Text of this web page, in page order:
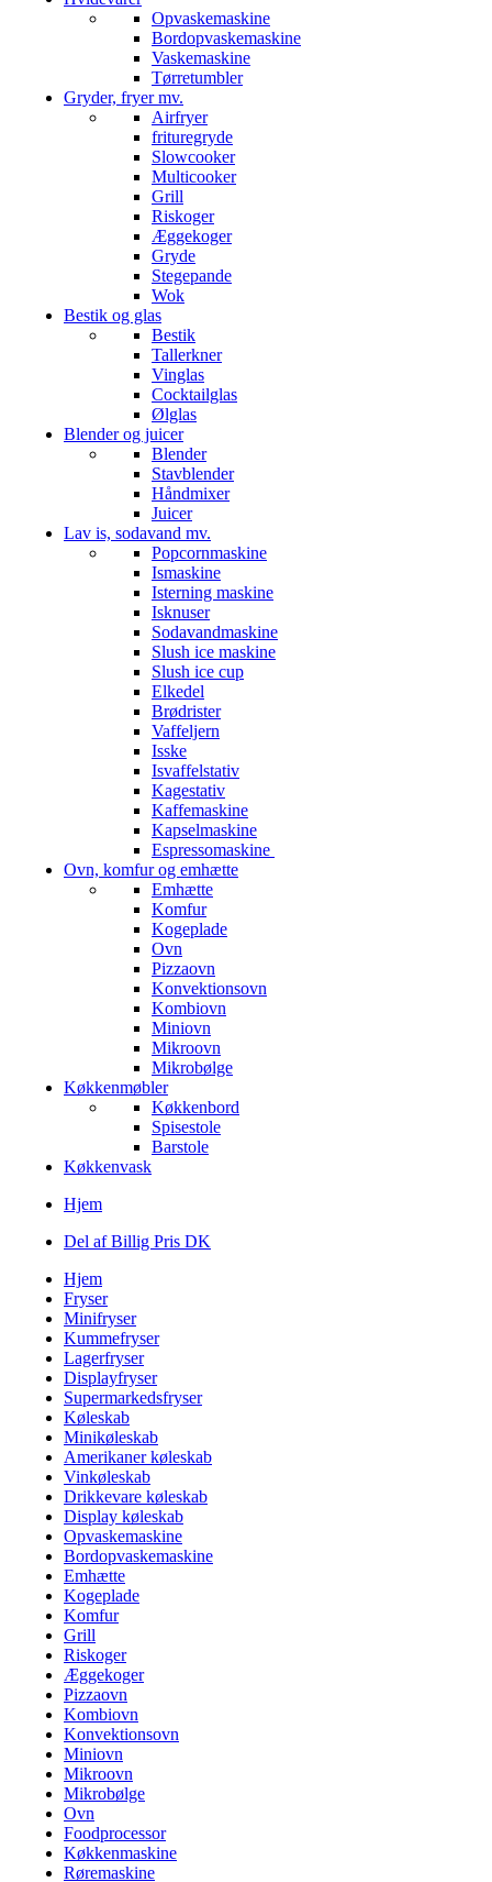
Opvaskemaskine
Bordopvaskemaskine
Vaskemaskine
Tørretumbler
Gryder, fryer mv.
Airfryer
frituregryde
Slowcooker
Multicooker
Grill
Riskoger
Æggekoger
Gryde
Stegepande
Wok
Bestik og glas
Bestik
Tallerkner
Vinglas
Cocktailglas
Ølglas
Blender og juicer
Blender
Stavblender
Håndmixer
Juicer
Lav is, sodavand mv.
Popcornmaskine
Ismaskine
Isterning maskine
Isknuser
Sodavandmaskine
Slush ice maskine
Slush ice cup
Elkedel
Brødrister
Vaffeljern
Isske
Isvaffelstativ
Kagestativ
Kaffemaskine
Kapselmaskine
Espressomaskine
Ovn, komfur og emhætte
Emhætte
Komfur
Kogeplade
Ovn
Pizzaovn
Konvektionsovn
Kombiovn
Miniovn
Mikroovn
Mikrobølge
Køkkenmøbler
Køkkenbord
Spisestole
Barstole
Køkkenvask
Hjem
Del af Billig Pris DK
Hjem
Fryser
Minifryser
Kummefryser
Lagerfryser
Displayfryser
Supermarkedsfryser
Køleskab
Minikøleskab
Amerikaner køleskab
Vinkøleskab
Drikkevare køleskab
Display køleskab
Opvaskemaskine
Bordopvaskemaskine
Emhætte
Kogeplade
Komfur
Grill
Riskoger
Æggekoger
Pizzaovn
Kombiovn
Konvektionsovn
Miniovn
Mikroovn
Mikrobølge
Ovn
Foodprocessor
Køkkenmaskine
Røremaskine